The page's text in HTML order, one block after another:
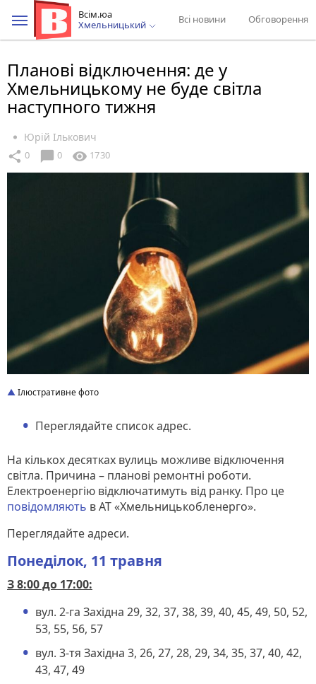
Всім.юа
Хмельницький
Всі новини Обговорення
Планові відключення: де у
Хмельницькому не буде світла
наступного тижня
Юрій Ількович
share 0 chat_bubble 0 visibility 1730
Ілюстративне фото
Переглядайте список адрес.
На кількох десятках вулиць можливе відключення
світла. Причина – планові ремонтні роботи.
Електроенергію відключатимуть від ранку. Про це
повідомляють в АТ «Хмельницькобленерго».
Переглядайте адреси.
Понеділок, 11 травня
З 8:00 до 17:00:
вул. 2-га Західна 29, 32, 37, 38, 39, 40, 45, 49, 50, 52,
53, 55, 56, 57
вул. 3-тя Західна 3, 26, 27, 28, 29, 34, 35, 37, 40, 42,
43, 47, 49